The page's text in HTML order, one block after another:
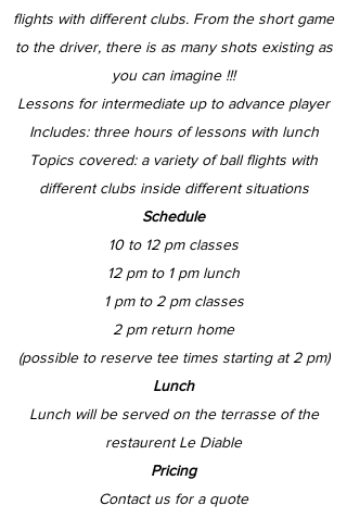
flights with different clubs. From the short game
to the driver, there is as many shots existing as
you can imagine !!!
Lessons for intermediate up to advance player
Includes: three hours of lessons with lunch
Topics covered: a variety of ball flights with
different clubs inside different situations
Schedule
10 to 12 pm classes
12 pm to 1 pm lunch
1 pm to 2 pm classes
2 pm return home
(possible to reserve tee times starting at 2 pm)
Lunch
Lunch will be served on the terrasse of the
restaurent Le Diable
Pricing
Contact us for a quote